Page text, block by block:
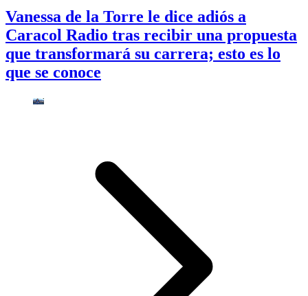
Vanessa de la Torre le dice adiós a
Caracol Radio tras recibir una propuesta
que transformará su carrera; esto es lo
que se conoce